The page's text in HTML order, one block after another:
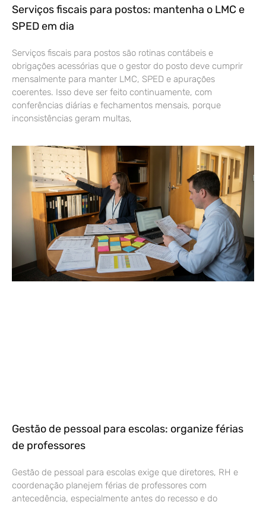
Serviços fiscais para postos: mantenha o LMC e
SPED em dia
Serviços fiscais para postos são rotinas contábeis e
obrigações acessórias que o gestor do posto deve cumprir
mensalmente para manter LMC, SPED e apurações
coerentes. Isso deve ser feito continuamente, com
conferências diárias e fechamentos mensais, porque
inconsistências geram multas,
Gestão de pessoal para escolas: organize férias
de professores
Gestão de pessoal para escolas exige que diretores, RH e
coordenação planejem férias de professores com
antecedência, especialmente antes do recesso e do